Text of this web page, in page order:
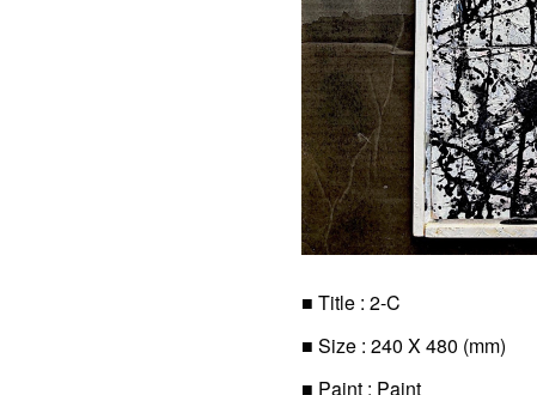
■ Title : 2-C
■ Size : 240 X 480 (mm)
■ Paint : Paint